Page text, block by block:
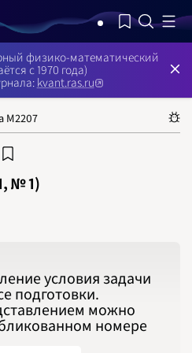
УКАЗАТЕЛИ РУБРИКАТОРЫ
по релевантности, поиск в номерах
физико-математический
с 1970 года)
kvant.ras.ru
М2207
№ 1)
условия задачи
подготовки.
можно
номере